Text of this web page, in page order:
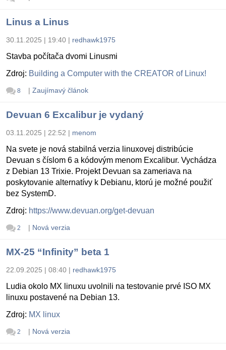
Linus a Linus
30.11.2025 | 19:40 | redhawk1975
Stavba počítača dvomi Linusmi
Zdroj: Building a Computer with the CREATOR of Linux!
8 | Zaujímavý článok
Devuan 6 Excalibur je vydaný
03.11.2025 | 22:52 | menom
Na svete je nová stabilná verzia linuxovej distribúcie
Devuan s číslom 6 a kódovým menom Excalibur. Vychádza
z Debian 13 Trixie. Projekt Devuan sa zameriava na
poskytovanie alternatívy k Debianu, ktorú je možné použiť
bez SystemD.
Zdroj: https://www.devuan.org/get-devuan
2 | Nová verzia
MX-25 “Infinity” beta 1
22.09.2025 | 08:40 | redhawk1975
Ludia okolo MX linuxu uvolnili na testovanie prvé ISO MX
linuxu postavené na Debian 13.
Zdroj: MX linux
2 | Nová verzia